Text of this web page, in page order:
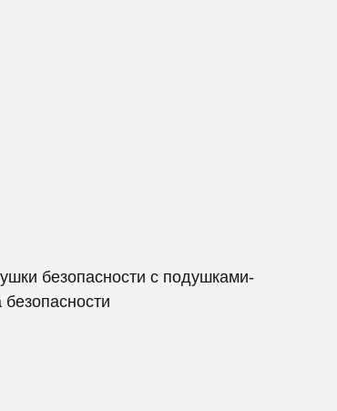
безопасности с подушками-